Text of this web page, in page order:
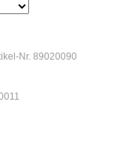
Nr. 89020090